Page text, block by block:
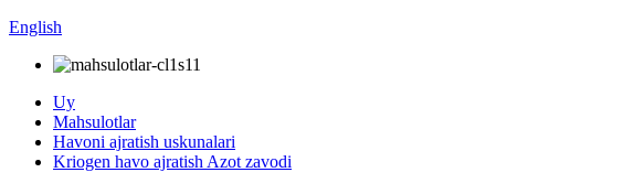
English
Uy
Mahsulotlar
Havoni ajratish uskunalari
Kriogen havo ajratish Azot zavodi